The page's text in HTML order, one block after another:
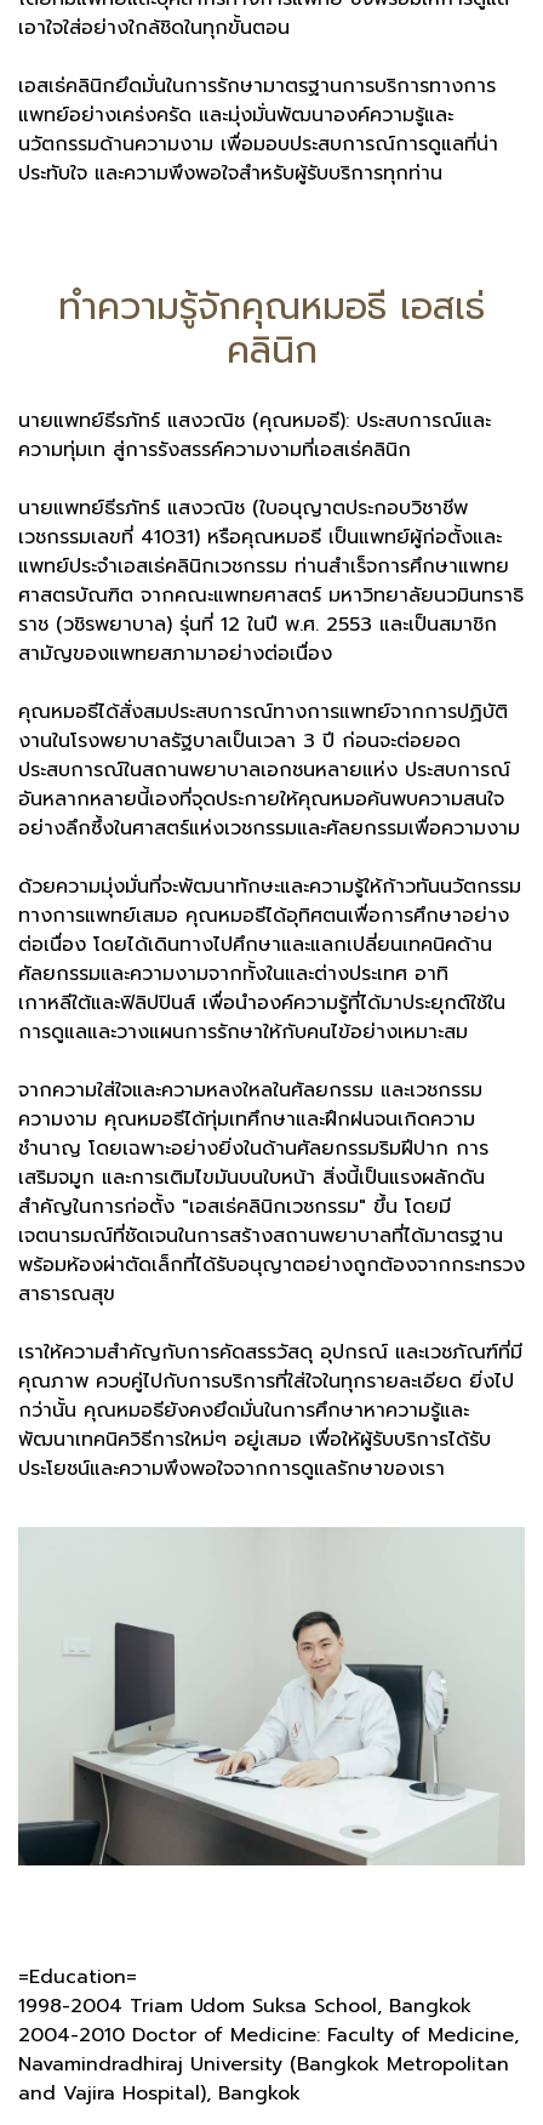
เอาใจใส่อย่างใกล้ชิดในทุกขั้นตอน
เอสเธ่คลินิกยึดมั่นในการรักษามาตรฐานการบริการทางการ
แพทย์อย่างเคร่งครัด และมุ่งมั่นพัฒนาองค์ความรู้และ
นวัตกรรมด้านความงาม เพื่อมอบประสบการณ์การดูแลที่น่า
ประทับใจ และความพึงพอใจสำหรับผู้รับบริการทุกท่าน
ทำความรู้จักคุณหมอธี เอสเธ่
คลินิก
นายแพทย์ธีรภัทร์ แสงวณิช (คุณหมอธี): ประสบการณ์และ
ความทุ่มเท สู่การรังสรรค์ความงามที่เอสเธ่คลินิก
นายแพทย์ธีรภัทร์ แสงวณิช (ใบอนุญาตประกอบวิชาชีพ
เวชกรรมเลขที่ 41031) หรือคุณหมอธี เป็นแพทย์ผู้ก่อตั้งและ
แพทย์ประจำเอสเธ่คลินิกเวชกรรม ท่านสำเร็จการศึกษาแพทย
ศาสตรบัณฑิต จากคณะแพทยศาสตร์ มหาวิทยาลัยนวมินทราธิ
ราช (วชิรพยาบาล) รุ่นที่ 12 ในปี พ.ศ. 2553 และเป็นสมาชิก
สามัญของแพทยสภามาอย่างต่อเนื่อง
คุณหมอธีได้สั่งสมประสบการณ์ทางการแพทย์จากการปฏิบัติ
งานในโรงพยาบาลรัฐบาลเป็นเวลา 3 ปี ก่อนจะต่อยอด
ประสบการณ์ในสถานพยาบาลเอกชนหลายแห่ง ประสบการณ์
อันหลากหลายนี้เองที่จุดประกายให้คุณหมอค้นพบความสนใจ
อย่างลึกซึ้งในศาสตร์แห่งเวชกรรมและศัลยกรรมเพื่อความงาม
ด้วยความมุ่งมั่นที่จะพัฒนาทักษะและความรู้ให้ก้าวทันนวัตกรรม
ทางการแพทย์เสมอ คุณหมอธีได้อุทิศตนเพื่อการศึกษาอย่าง
ต่อเนื่อง โดยได้เดินทางไปศึกษาและแลกเปลี่ยนเทคนิคด้าน
ศัลยกรรมและความงามจากทั้งในและต่างประเทศ อาทิ
เกาหลีใต้และฟิลิปปินส์ เพื่อนำองค์ความรู้ที่ได้มาประยุกต์ใช้ใน
การดูแลและวางแผนการรักษาให้กับคนไข้อย่างเหมาะสม
จากความใส่ใจและความหลงใหลในศัลยกรรม และเวชกรรม
ความงาม คุณหมอธีได้ทุ่มเทศึกษาและฝึกฝนจนเกิดความ
ชำนาญ โดยเฉพาะอย่างยิ่งในด้านศัลยกรรมริมฝีปาก การ
เสริมจมูก และการเติมไขมันบนใบหน้า สิ่งนี้เป็นแรงผลักดัน
สำคัญในการก่อตั้ง "เอสเธ่คลินิกเวชกรรม" ขึ้น โดยมี
เจตนารมณ์ที่ชัดเจนในการสร้างสถานพยาบาลที่ได้มาตรฐาน
พร้อมห้องผ่าตัดเล็กที่ได้รับอนุญาตอย่างถูกต้องจากกระทรวง
สาธารณสุข
เราให้ความสำคัญกับการคัดสรรวัสดุ อุปกรณ์ และเวชภัณฑ์ที่มี
คุณภาพ ควบคู่ไปกับการบริการที่ใส่ใจในทุกรายละเอียด ยิ่งไป
กว่านั้น คุณหมอธียังคงยึดมั่นในการศึกษาหาความรู้และ
พัฒนาเทคนิควิธีการใหม่ๆ อยู่เสมอ เพื่อให้ผู้รับบริการได้รับ
ประโยชน์และความพึงพอใจจากการดูแลรักษาของเรา
=Education=
1998-2004 Triam Udom Suksa School, Bangkok
2004-2010 Doctor of Medicine: Faculty of Medicine,
Navamindradhiraj University (Bangkok Metropolitan
and Vajira Hospital), Bangkok